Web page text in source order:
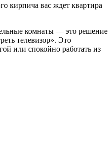
кирпича вас ждет квартира
комнаты — это решение
телевизор». Это
или спокойно работать из